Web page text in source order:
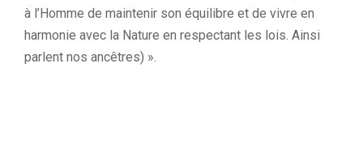
à l’Homme de maintenir son équilibre et de vivre en
harmonie avec la Nature en respectant les lois. Ainsi
parlent nos ancêtres) ».